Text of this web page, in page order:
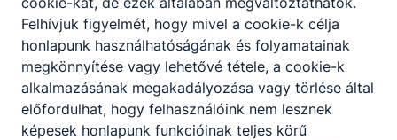
Fogadó óra:
-
Farkas-Vajgel Zita
oktatás szakmai
-
Felhívjuk figyelmét, hogy mivel a cookie-k célja
honlapunk használhatóságának és folyamatainak
megkönnyítése vagy lehetővé tétele, a cookie-k
alkalmazásának megakadályozása vagy törlése által
előfordulhat, hogy felhasználóink nem lesznek
képesek honlapunk funkcióinak teljes körű